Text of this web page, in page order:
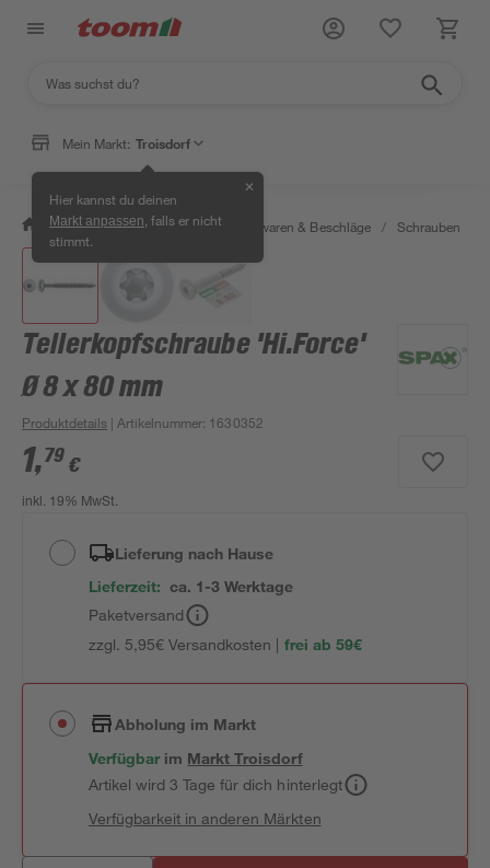
Mein Markt: Troisdorf
Hier kannst du deinen
Markt anpassen , falls er nicht
stimmt.
✕
/ Werkstatt & Maschinen / Eisenwaren & Beschläge / Schrauben
Tellerkopfschraube 'Hi.Force'
Ø 8 x 80 mm
Produktdetails | Artikelnummer: 1630352
1,79 €
inkl. 19% MwSt.
Lieferung nach Hause
Lieferzeit: ca. 1-3 Werktage
Paketversand
zzgl. 5,95€ Versandkosten | frei ab 59€
Abholung im Markt
Verfügbar im MarktTroisdorf
Artikel wird 3 Tage für dich hinterlegt
Verfügbarkeit in anderen Märkten